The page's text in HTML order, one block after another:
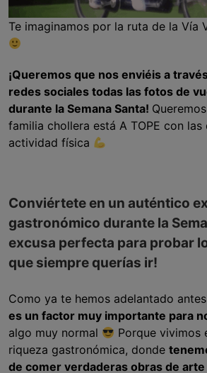
Te imaginamos por la ruta de la Vía
¡Queremos que nos enviéis a
redes sociales todas las fotos de
durante la Semana Santa!
familia chollera está A TOPE con las
actividad física
Conviértete en un auténtico
gastronómico durante la
excusa perfecta para probar
que siempre querías ir!
Como ya te hemos adelantado
es un factor muy importante para
algo muy normal
Porque vivimos
riqueza gastronómica, donde
de comer verdaderas obras de